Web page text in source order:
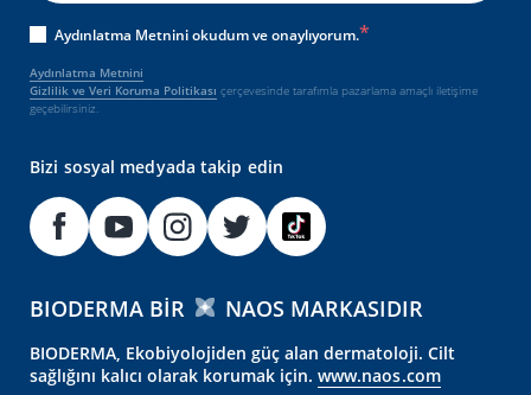
Aydınlatma Metnini okudum ve onaylıyorum.
Aydınlatma Metnini
Gizlilik ve Veri Koruma Politikası çerçevesinde tarafımla pazarlama amaçlı iletişime
geçebilirsiniz.
Bizi sosyal medyada takip edin
BIODERMA BIR NAOS MARKASIDIR
BIODERMA, Ekobiyolojiden güç alan dermatoloji. Cilt
sağlığını kalıcı olarak korumak için. www.naos.com